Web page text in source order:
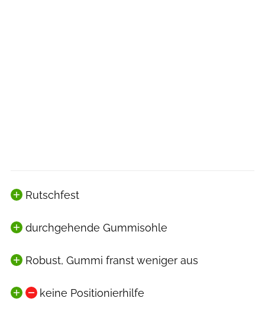
Rutschfest
durchgehende Gummisohle
Robust, Gummi franst weniger aus
keine Positionierhilfe